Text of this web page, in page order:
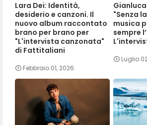
Lara Dei: Identità,
desiderio e canzoni. Il
nuovo album raccontato
brano per brano per
"L'intervista canzonata"
di Fattitaliani
Febbraio 01, 2026
"Senza
musica
sempre
Luglio